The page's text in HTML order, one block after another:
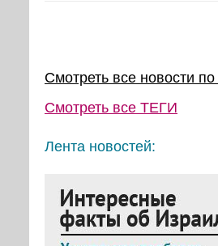
Смотреть все новости по
Смотреть все ТЕГИ
Лента новостей: